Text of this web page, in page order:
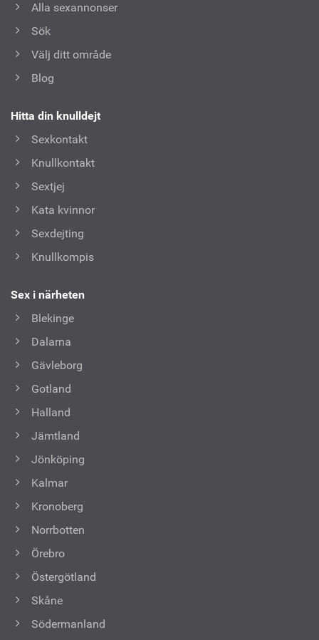
Alla sexannonser
Sök
Välj ditt område
Blog
Hitta din knulldejt
Sexkontakt
Knullkontakt
Sextjej
Kata kvinnor
Sexdejting
Knullkompis
Sex i närheten
Blekinge
Dalarna
Gävleborg
Gotland
Halland
Jämtland
Jönköping
Kalmar
Kronoberg
Norrbotten
Örebro
Östergötland
Skåne
Södermanland